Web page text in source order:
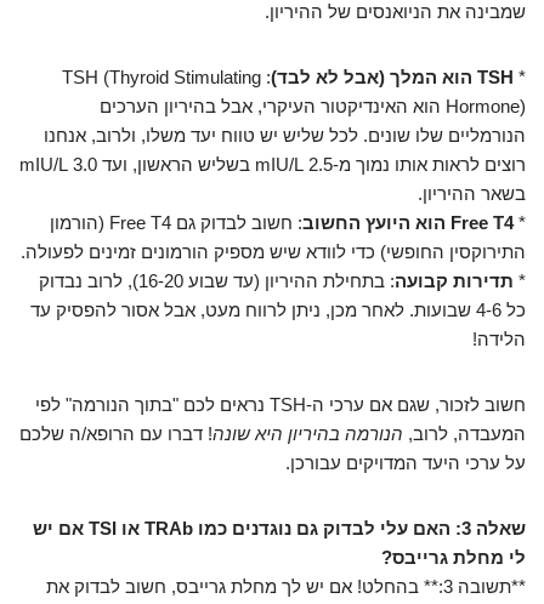
שמבינה את הניואנסים של ההיריון.
* TSH הוא המלך (אבל לא לבד)
: TSH (Thyroid Stimulating
Hormone) הוא האינדיקטור העיקרי, אבל בהיריון הערכים
הנורמליים שלו שונים. לכל שליש יש טווח יעד משלו, ולרוב, אנחנו
רוצים לראות אותו נמוך מ-2.5 mIU/L בשליש הראשון, ועד 3.0 mIU/L
בשאר ההיריון.
*Free T4 הוא היועץ החשוב
: חשוב לבדוק גם Free T4 (הורמון
התירוקסין החופשי) כדי לוודא שיש מספיק הורמונים זמינים לפעולה.
* תדירות קבועה
: בתחילת ההיריון (עד שבוע 16-20), לרוב נבדוק
כל 4-6 שבועות. לאחר מכן, ניתן לרווח מעט, אבל אסור להפסיק עד
הלידה!
חשוב לזכור, שגם אם ערכי ה-TSH נראים לכם "בתוך הנורמה" לפי
המעבדה, לרוב, הנורמה בהיריון היא שונה! דברו עם הרופא/ה שלכם
על ערכי היעד המדויקים עבורכן.
שאלה 3: האם עלי לבדוק גם נוגדנים כמו TRAb או TSI אם יש
לי מחלת גרייבס?
**תשובה 3:** בהחלט! אם יש לך מחלת גרייבס, חשוב לבדוק את